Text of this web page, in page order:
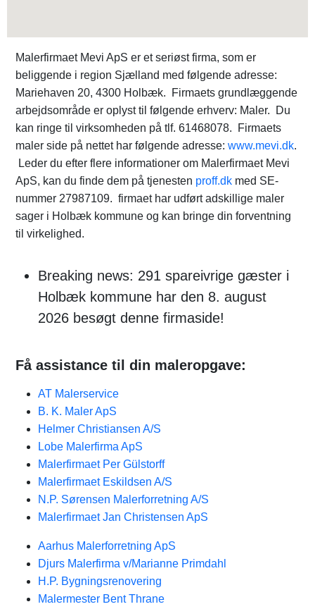
Malerfirmaet Mevi ApS er et seriøst firma, som er
beliggende i region Sjælland med følgende adresse:
Mariehaven 20, 4300 Holbæk. Firmaets grundlæggende
arbejdsområde er oplyst til følgende erhverv: Maler. Du
kan ringe til virksomheden på tlf. 61468078. Firmaets
maler side på nettet har følgende adresse: www.mevi.dk.
Leder du efter flere informationer om Malerfirmaet Mevi
ApS, kan du finde dem på tjenesten proff.dk med SE-
nummer 27987109. firmaet har udført adskillige maler
sager i Holbæk kommune og kan bringe din forventning
til virkelighed.
Breaking news: 291 spareivrige gæster i
Holbæk kommune har den 8. august
2026 besøgt denne firmaside!
Få assistance til din maleropgave:
AT Malerservice
B. K. Maler ApS
Helmer Christiansen A/S
Lobe Malerfirma ApS
Malerfirmaet Per Gülstorff
Malerfirmaet Eskildsen A/S
N.P. Sørensen Malerforretning A/S
Malerfirmaet Jan Christensen ApS
Aarhus Malerforretning ApS
Djurs Malerfirma v/Marianne Primdahl
H.P. Bygningsrenovering
Malermester Bent Thrane